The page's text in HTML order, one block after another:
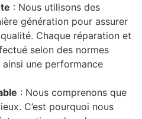
: Nous utilisons des
génération pour assurer
Chaque réparation et
selon des normes
une performance
: Nous comprenons que
C’est pourquoi nous